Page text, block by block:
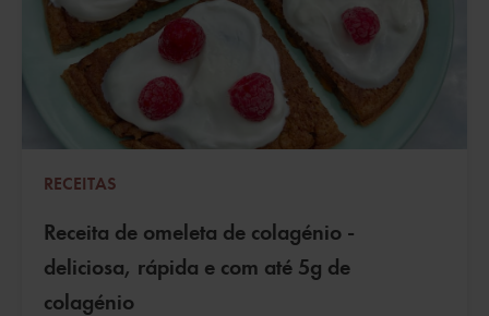
RECEITAS
Receita de omeleta de colagénio -
deliciosa, rápida e com até 5g de
colagénio